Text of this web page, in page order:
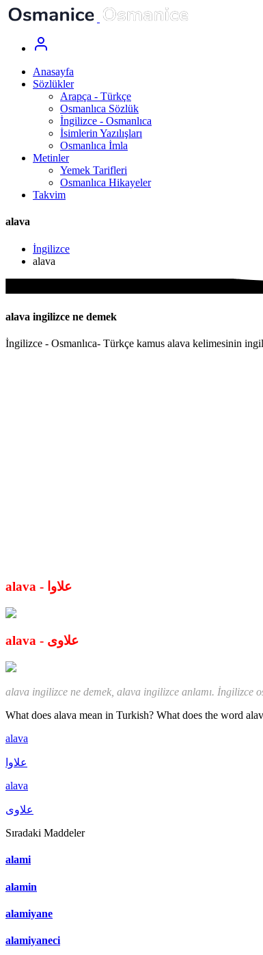
Anasayfa
Sözlükler
Arapça - Türkçe
Osmanlıca Sözlük
İngilizce - Osmanlıca
İsimlerin Yazılışları
Osmanlıca İmla
Metinler
Yemek Tarifleri
Osmanlıca Hikayeler
Takvim
alava
İngilizce
alava
alava ingilizce ne demek
İngilizce - Osmanlıca- Türkçe kamus alava kelimesinin
alava - علاوا
alava - علاوی
alava ingilizce ne demek, alava ingilizce anlamı. İngilizce
What does alava mean in Turkish? What does the word
alava
علاوا
alava
علاوی
Sıradaki Maddeler
alami
alamin
alamiyane
alamiyaneci